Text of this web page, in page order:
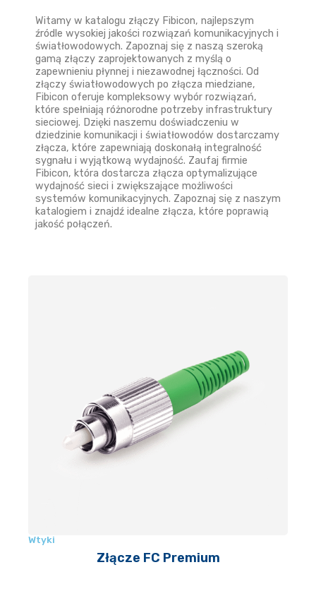
Witamy w katalogu złączy Fibicon, najlepszym
źródle wysokiej jakości rozwiązań komunikacyjnych i
światłowodowych. Zapoznaj się z naszą szeroką
gamą złączy zaprojektowanych z myślą o
zapewnieniu płynnej i niezawodnej łączności. Od
złączy światłowodowych po złącza miedziane,
Fibicon oferuje kompleksowy wybór rozwiązań,
które spełniają różnorodne potrzeby infrastruktury
sieciowej. Dzięki naszemu doświadczeniu w
dziedzinie komunikacji i światłowodów dostarczamy
złącza, które zapewniają doskonałą integralność
sygnału i wyjątkową wydajność. Zaufaj firmie
Fibicon, która dostarcza złącza optymalizujące
wydajność sieci i zwiększające możliwości
systemów komunikacyjnych. Zapoznaj się z naszym
katalogiem i znajdź idealne złącza, które poprawią
jakość połączeń.
Wtyki
Złącze FC Premium